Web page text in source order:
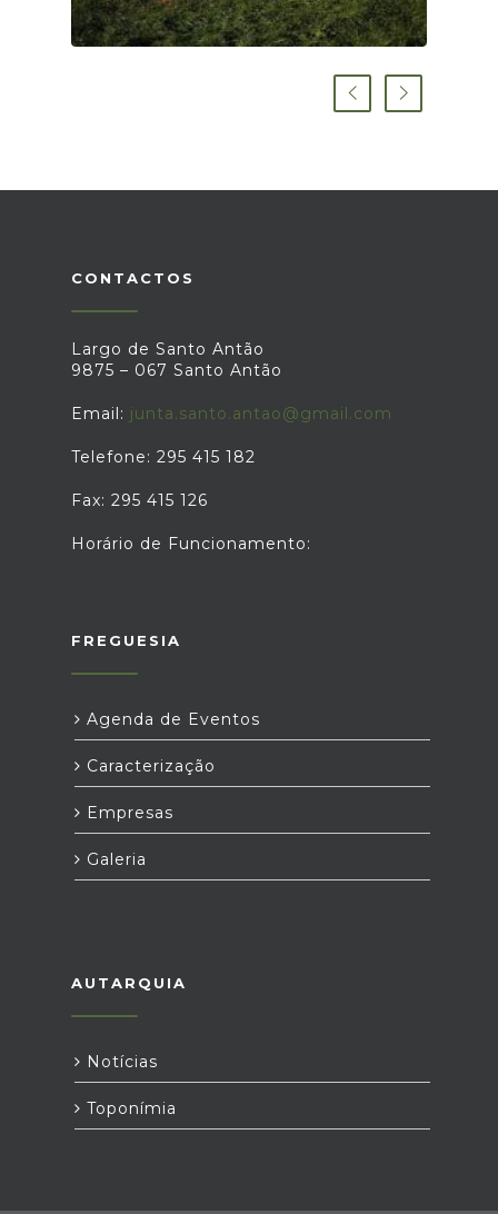
CONTACTOS
Largo de Santo Antão
9875 – 067 Santo Antão
Email: junta.santo.antao@gmail.com
Telefone: 295 415 182
Fax: 295 415 126
Horário de Funcionamento:
FREGUESIA
Agenda de Eventos
Caracterização
Empresas
Galeria
AUTARQUIA
Notícias
Toponímia